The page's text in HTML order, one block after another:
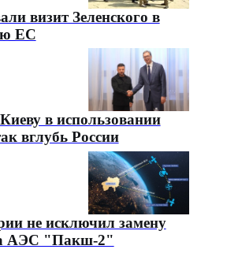
визит Зеленского в
ЕС
в использовании
вглубь России
не исключил замену
АЭС "Пакш-2"